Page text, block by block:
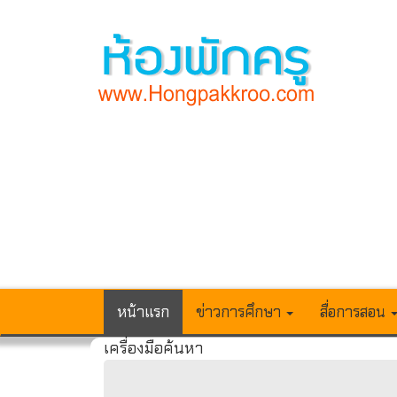
หน้าแรก ข่าวการศึกษา สื่อการสอน
เครื่องมือค้นหา